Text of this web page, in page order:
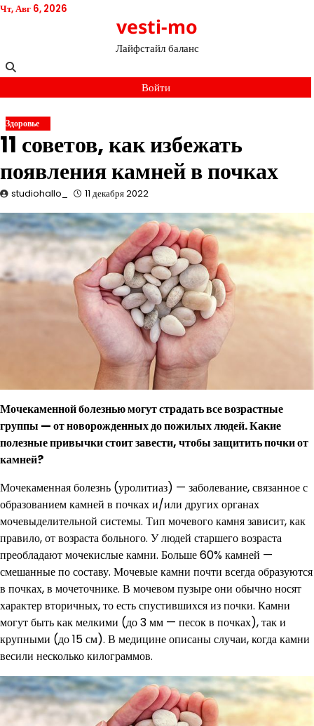
Перейти
Чт, Авг 6, 2026
vesti-mo
Лайфстайл баланс
Войти
Здоровье
11 советов, как избежать
появления камней в почках
studiohallo_ 11 декабря 2022
Мочекаменной болезнью могут страдать все возрастные
группы — от новорожденных до пожилых людей. Какие
полезные привычки стоит завести, чтобы защитить почки от
камней?
Мочекаменная болезнь (уролитиаз) — заболевание, связанное с
образованием камней в почках и/или других органах
мочевыделительной системы. Тип мочевого камня зависит, как
правило, от возраста больного. У людей старшего возраста
преобладают мочекислые камни. Больше 60% камней —
смешанные по составу. Мочевые камни почти всегда образуются
в почках, в мочеточнике. В мочевом пузыре они обычно носят
характер вторичных, то есть спустившихся из почки. Камни
могут быть как мелкими (до 3 мм — песок в почках), так и
крупными (до 15 см). В медицине описаны случаи, когда камни
весили несколько килограммов.